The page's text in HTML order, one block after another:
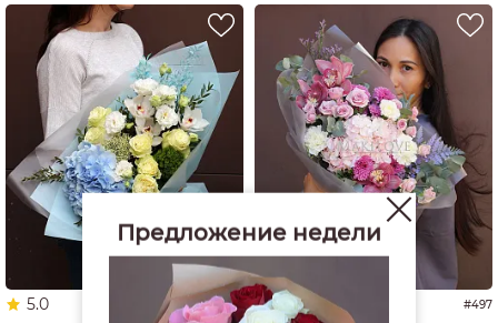
5.0 #4925 5.0 #497
Предложение недели